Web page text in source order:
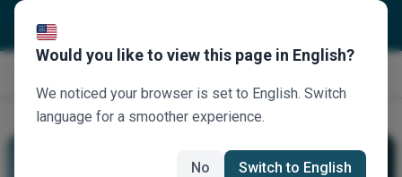
Νοικιάστε Ένα Skoda Octavia
Would you like to view this page in English?
We noticed your browser is set to English. Switch
language for a smoother experience.
No Switch to English